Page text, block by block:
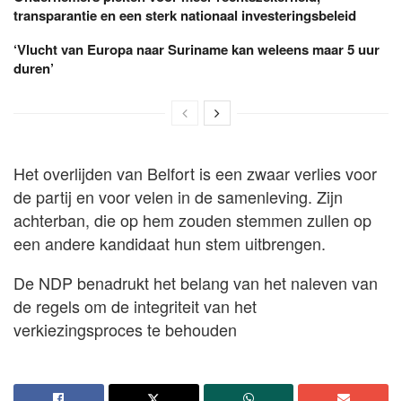
transparantie en een sterk nationaal investeringsbeleid
‘Vlucht van Europa naar Suriname kan weleens maar 5 uur
duren’
Het overlijden van Belfort is een zwaar verlies voor
de partij en voor velen in de samenleving. Zijn
achterban, die op hem zouden stemmen zullen op
een andere kandidaat hun stem uitbrengen.
De NDP benadrukt het belang van het naleven van
de regels om de integriteit van het
verkiezingsproces te behouden